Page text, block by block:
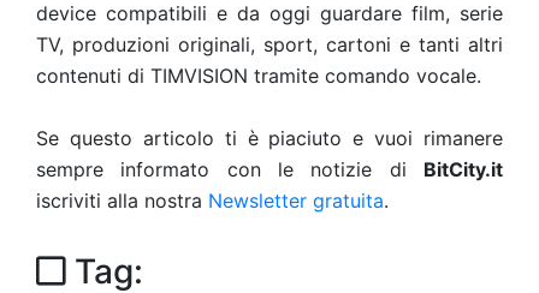
device compatibili e da oggi guardare film, serie
TV, produzioni originali, sport, cartoni e tanti altri
contenuti di TIMVISION tramite comando vocale.
Se questo articolo ti è piaciuto e vuoi rimanere
sempre informato con le notizie di BitCity.it
iscriviti alla nostra Newsletter gratuita.
Tag: